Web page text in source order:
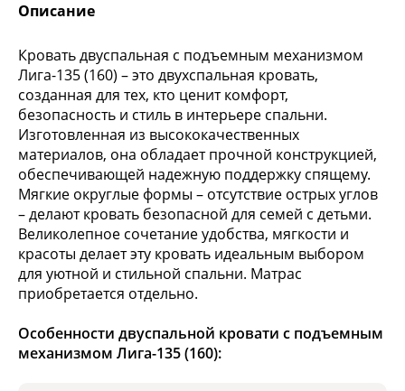
Описание
Кровать двуспальная с подъемным механизмом
Лига-135 (160) – это двухспальная кровать,
созданная для тех, кто ценит комфорт,
безопасность и стиль в интерьере спальни.
Изготовленная из высококачественных
материалов, она обладает прочной конструкцией,
обеспечивающей надежную поддержку спящему.
Мягкие округлые формы – отсутствие острых углов
– делают кровать безопасной для семей с детьми.
Великолепное сочетание удобства, мягкости и
красоты делает эту кровать идеальным выбором
для уютной и стильной спальни. Матрас
приобретается отдельно.
Особенности двуспальной кровати с подъемным
механизмом Лига-135 (160):